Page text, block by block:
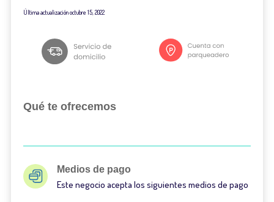
Última actualizaciónoctubre 15, 2022
Qué te ofrecemos
Medios de pago
Este negocio acepta los siguientes medios de pago